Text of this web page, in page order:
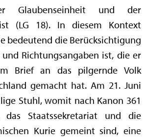
Glaubenseinheit und der
ist (LG 18). In diesem Kontext
bedeutend die Berücksichtigung
und Richtungsangaben ist, die er
Brief an das pilgernde Volk
gemacht hat. Am 21. Juni
Stuhl, womit nach Kanon 361
das Staatssekretariat und die
Kurie gemeint sind, eine